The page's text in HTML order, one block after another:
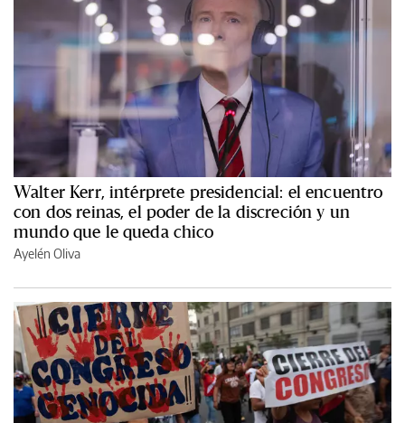
Walter Kerr, intérprete presidencial: el encuentro
con dos reinas, el poder de la discreción y un
mundo que le queda chico
Ayelén Oliva